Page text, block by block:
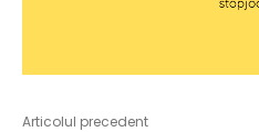
Articolul precedent